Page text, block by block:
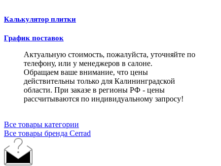
Калькулятор плитки
График поставок
Актуальную стоимость, пожалуйста, уточняйте по
телефону, или у менеджеров в салоне.
Обращаем ваше внимание, что цены
действительны только для Калининградской
области. При заказе в регионы РФ - цены
рассчитываются по индивидуальному запросу!
Все товары категории
Все товары бренда Cerrad